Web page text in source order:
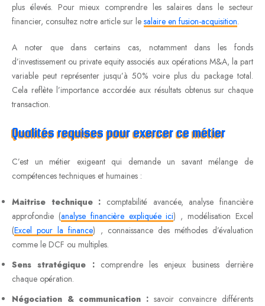
plus élevés. Pour mieux comprendre les salaires dans le secteur
financier, consultez notre article sur le salaire en fusion-acquisition.
A noter que dans certains cas, notamment dans les fonds
d’investissement ou private equity associés aux opérations M&A, la part
variable peut représenter jusqu’à 50% voire plus du package total.
Cela reflète l’importance accordée aux résultats obtenus sur chaque
transaction.
Qualités requises pour exercer ce métier
C’est un métier exigeant qui demande un savant mélange de
compétences techniques et humaines :
Maitrise technique : comptabilité avancée, analyse financière
approfondie (analyse financière expliquée ici) , modélisation Excel
(Excel pour la finance) , connaissance des méthodes d’évaluation
comme le DCF ou multiples.
Sens stratégique :comprendre les enjeux business derrière
chaque opération.
Négociation & communication : savoir convaincre différents